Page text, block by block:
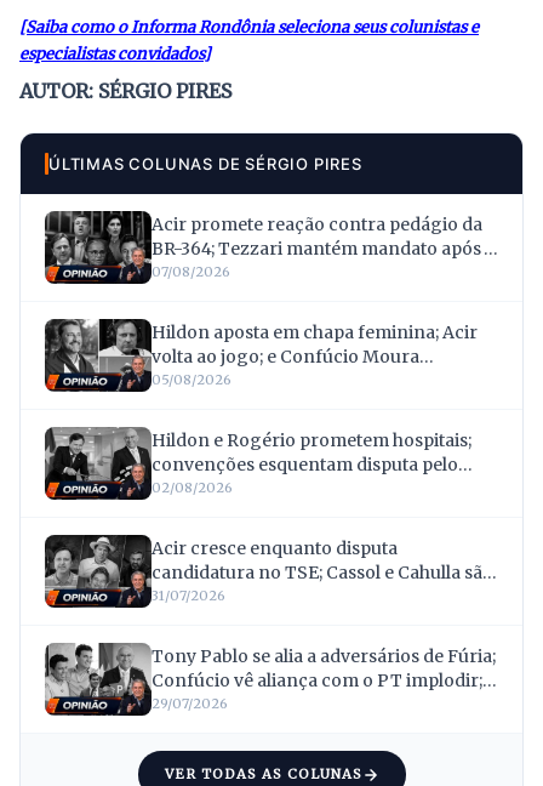
[Saiba como o Informa Rondônia seleciona seus colunistas e
especialistas convidados]
AUTOR: SÉRGIO PIRES
ÚLTIMAS COLUNAS DE SÉRGIO PIRES
Acir promete reação contra pedágio da
BR-364; Tezzari mantém mandato após
troca para apoiar Fúria; e Marina Silva e
07/08/2026
Hildon aposta em chapa feminina; Acir
volta ao jogo; e Confúcio Moura
surpreende ao renunciar à reeleição
05/08/2026
Hildon e Rogério prometem hospitais;
convenções esquentam disputa pelo
Governo; e Acir mira votos deixados por
02/08/2026
Acir cresce enquanto disputa
candidatura no TSE; Cassol e Cahulla são
absolvidos após 16 anos; Scheid
bandeira eleitoral
31/07/2026
Tony Pablo se alia a adversários de Fúria;
Confúcio vê aliança com o PT implodir; e
Netto ganha vice contestado
29/07/2026
VER TODAS AS COLUNAS